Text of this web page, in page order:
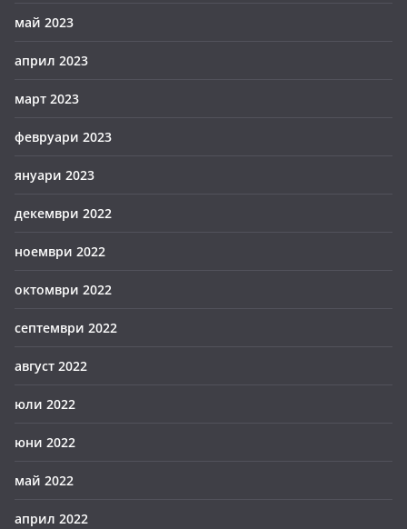
май 2023
април 2023
март 2023
февруари 2023
януари 2023
декември 2022
ноември 2022
октомври 2022
септември 2022
август 2022
юли 2022
юни 2022
май 2022
април 2022